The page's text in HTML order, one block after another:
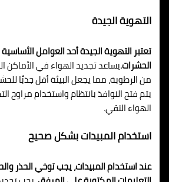
التهوية الجيدة
تعتبر التهوية الجيدة أحد العوامل
الحشرات.يساعد تجديد الهواء في الأماكن
من الرطوبة، مما يجعل البيئة أقل جذبًا
يتم فتح النوافذ بانتظام واستخدام مراوح
الهواء النقي.
استخدام المبيدات بشكل صحيح
عند استخدام المبيدات، يجب توخي الحذر